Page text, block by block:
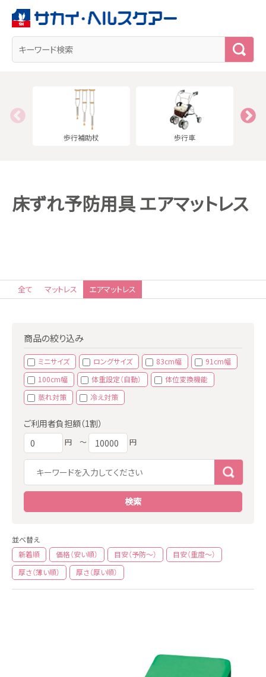
歩行補助杖 歩行車
床ずれ予防用具 エアマットレス
全て マットレス エアマットレス
商品の絞り込み
ミニサイズ ロングサイズ 83cm幅
91cm幅
100cm幅
体重設定（自動）
体位変換機能
蒸れ対策
冷え対策
ご利用者負担額（1割）
円 〜 円
並べ替え
新着順
価格（安い順） 目安（予防〜）
目安（重度〜）
厚さ（薄い順）
厚さ（厚い順）